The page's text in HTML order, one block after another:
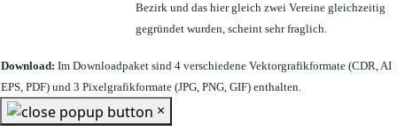
Bezirk und das hier gleich zwei Vereine gleichzeitig
gegründet wurden, scheint sehr fraglich.
Download: Im Downloadpaket sind 4 verschiedene Vektorgrafikformate (CDR, AI
EPS, PDF) und 3 Pixelgrafikformate (JPG, PNG, GIF) enthalten.
×